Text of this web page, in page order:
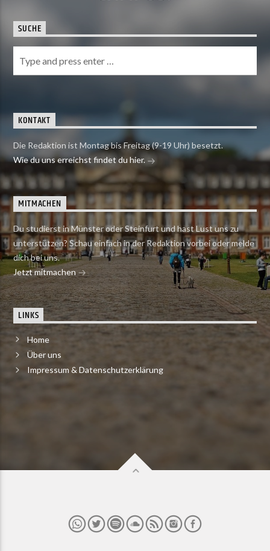
SUCHE
KONTAKT
Die Redaktion ist Montag bis Freitag (9-19 Uhr) besetzt.
Wie du uns erreichst findet du hier.
MITMACHEN
Du studierst in Münster oder Steinfurt und hast Lust uns zu
unterstützen? Schau einfach in der Redaktion vorbei oder melde
dich bei uns.
Jetzt mitmachen
LINKS
Home
Über uns
Impressum & Datenschutzerklärung